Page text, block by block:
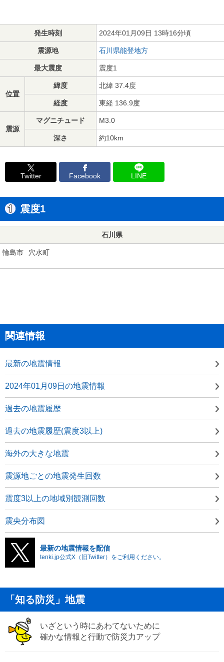
発生時刻 2024年01月09日 13時16分頃
震源地 石川県能登地方
最大震度 震度1
位置
緯度 北緯 37.4度
経度 東経 136.9度
震源
マグニチュード M3.0
深さ 約10km
Twitter Facebook LINE
震度1
石川県
輪島市 穴水町
関連情報
最新の地震情報
2024年01月09日の地震情報
過去の地震履歴
過去の地震履歴(震度3以上)
海外の大きな地震
震源地ごとの地震発生回数
震度3以上の地域別観測回数
震央分布図
最新の地震情報を配信
tenki.jp公式X（旧Twitter）をご利用ください。
「知る防災」地震
いざという時にあわてないために
確かな情報と行動で防災力アップ